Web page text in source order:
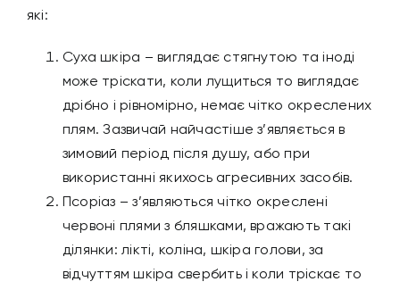
які:
Суха шкіра – виглядає стягнутою та іноді
може тріскати, коли лущиться то виглядає
дрібно і рівномірно, немає чітко окреслених
плям. Зазвичай найчастіше з’являється в
зимовий період після душу, або при
використанні якихось агресивних засобів.
Псоріаз – з’являються чітко окреслені
червоні плями з бляшками, вражають такі
ділянки: лікті, коліна, шкіра голови, за
відчуттям шкіра свербить і коли тріскає то